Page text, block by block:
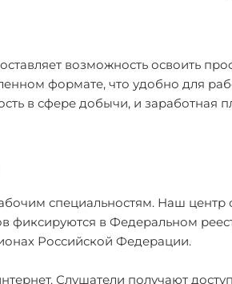
возможность освоить
формате, что удобно для
в сфере добычи, и заработная
специальностям. Наш
фиксируются в Федеральном
Российской Федерации.
Слушатели получают